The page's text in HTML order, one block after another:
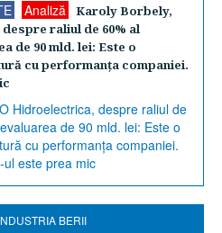
Analiză
Karoly Borbely,
raliul de 60% al
de 90 mld. lei: Este o
cu performanţa companiei.
BERII